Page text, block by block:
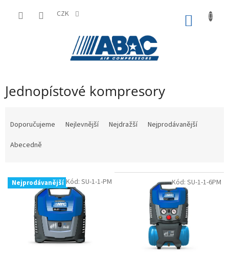
CZK
Jednopístové kompresory
p
r
Doporučujeme Nejlevnější Nejdražší
Nejprodávanější
Abecedně
V
ý Nejprodávanější Kód: SU-1-1-PM Kód: SU-1-1-6PM